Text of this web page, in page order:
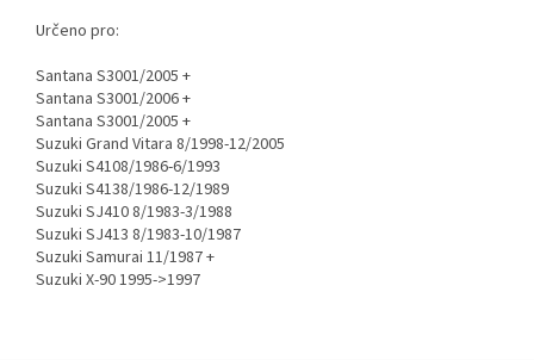
Určeno pro:
Santana S3001/2005 +
Santana S3001/2006 +
Santana S3001/2005 +
Suzuki Grand Vitara 8/1998-12/2005
Suzuki S4108/1986-6/1993
Suzuki S4138/1986-12/1989
Suzuki SJ410 8/1983-3/1988
Suzuki SJ413 8/1983-10/1987
Suzuki Samurai 11/1987 +
Suzuki X-90 1995->1997